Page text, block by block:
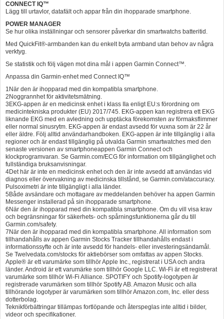
CONNECT IQ™
Lägg till urtavlor, datafält och appar från din ihopparade smartphone.
POWER MANAGER
Se hur olika inställningar och sensorer påverkar din smartwatchs batteritid.
Med QuickFit®-armbanden kan du enkelt byta armband utan behov av några
verktyg.
Se statistik och följ vägen mot dina mål i appen Garmin Connect™.
Anpassa din Garmin-enhet med Connect IQ™
1När den är ihopparad med din kompatibla smartphone.
2Noggrannhet för aktivitetsmätning.
3EKG-appen är en medicinsk enhet i klass IIa enligt EU:s förordning om
medicintekniska produkter (EU) 2017/745. EKG-appen kan registrera ett EKG
liknande EKG med en avledning och upptäcka förekomsten av förmaksflimmer
eller normal sinusrytm. EKG-appen är endast avsedd för vuxna som är 22 år
eller äldre. Följ alltid användarhandboken. EKG-appen är inte tillgänglig i alla
regioner och är endast tillgänglig på utvalda Garmin smartwatches med den
senaste versionen av smartphoneappen Garmin Connect och
klockprogramvaran. Se Garmin.com/ECG för information om tillgänglighet och
fullständiga bruksanvisningar. ​
4Det här är inte en medicinsk enhet och den är inte avsedd att användas vid
diagnos eller övervakning av medicinska tillstånd, se Garmin.com/ataccuracy.
Pulsoximetri är inte tillgängligt i alla länder.
5Både avsändare och mottagare av meddelanden behöver ha appen Garmin
Messenger installerad på sin ihopparade smartphone.
6När den är ihopparad med din kompatibla smartphone. Om du vill visa krav
och begränsningar för säkerhets- och spårningsfunktionerna går du till
Garmin.com/safety.
7När den är ihopparad med din kompatibla smartphone. All information som
tillhandahålls av appen Garmin Stocks Tracker tillhandahålls endast i
informationssyfte och är inte avsedd för handels- eller investeringsändamål.
Se Twelvedata.com/stocks för aktiebörser som omfattas av appen Stocks.
Apple® är ett varumärke som tillhör Apple Inc., registrerat i USA och andra
länder. Android är ett varumärke som tillhör Google LLC. Wi-Fi är ett registrerat
varumärke som tillhör Wi-Fi Alliance. SPOTIFY och Spotify-logotypen är
registrerade varumärken som tillhör Spotify AB. Amazon Music och alla
tillhörande logotyper är varumärken som tillhör Amazon.com, Inc. eller dess
dotterbolag.
Teknikförbättringar tillämpas fortlöpande och återspeglas inte alltid i bilder,
videor och specifikationer.